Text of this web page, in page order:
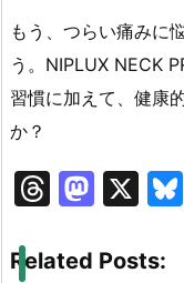
もう、つらい痛みに
う。NIPLUX NECK
習慣に加えて、健康
か？
T
e
M
st
X
Related Posts: